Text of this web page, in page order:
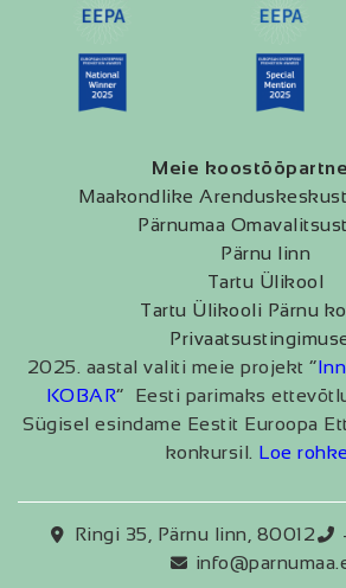
Meie
Maakondlike
Pärnumaa
Pärnu linn
Tartu Ülikool
Tartu Ülikooli Pärnu
2025. aastal valiti meie projekt “
KOBAR” Eesti parimaks
Sügisel esindame Eestit Euroopa
konkursil. Loe
Ringi 35, Pärnu linn, 80012